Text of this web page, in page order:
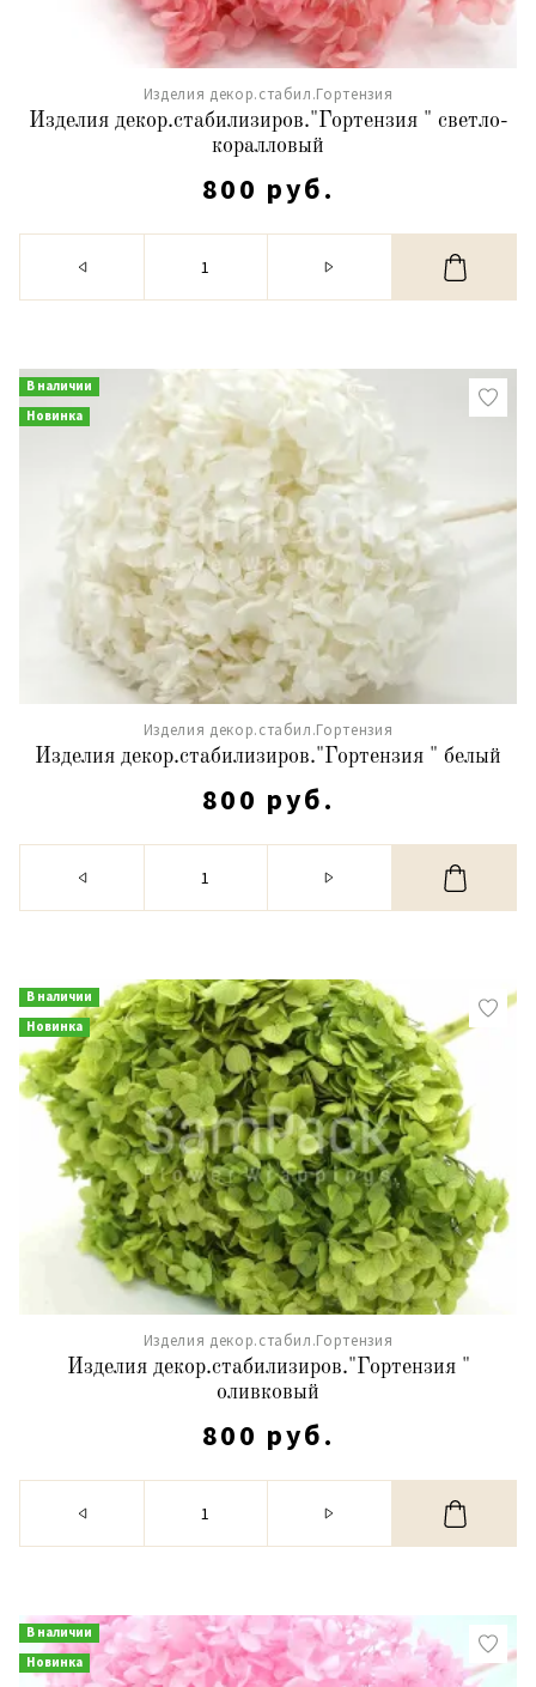
Изделия декор.стабил.Гортензия
Изделия декор.стабилизиров."Гортензия " светло-
коралловый
800 руб.
В наличии
Новинка
Изделия декор.стабил.Гортензия
Изделия декор.стабилизиров."Гортензия " белый
800 руб.
В наличии
Новинка
Изделия декор.стабил.Гортензия
Изделия декор.стабилизиров."Гортензия "
оливковый
800 руб.
В наличии
Новинка